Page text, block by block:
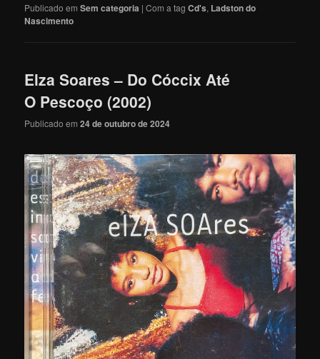
Publicado em Sem categoria |Com a tagCd's, Ladston do
Nascimento
Elza Soares – Do Cóccix Até
O Pescoço (2002)
Publicado em24 de outubro de 2024